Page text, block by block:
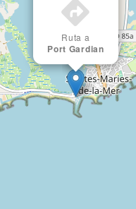
Ruta a
Port Gardian